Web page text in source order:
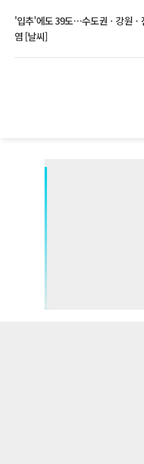
'입추'에도 39도⋯수도권ㆍ강원ㆍ
염 [날씨]